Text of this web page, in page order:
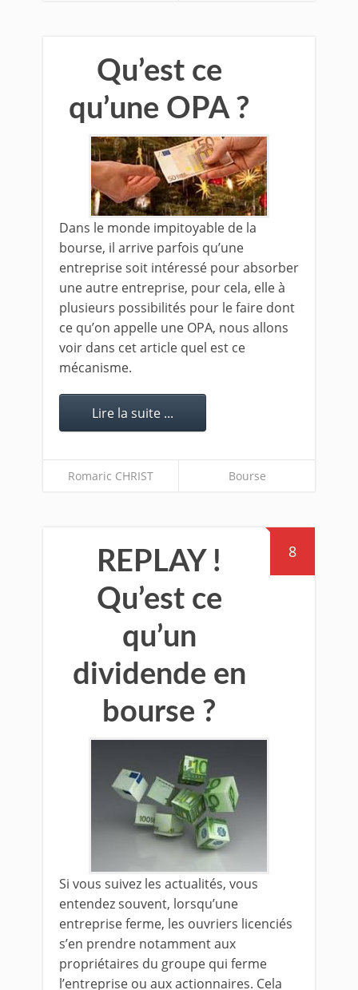
Qu’est ce
qu’une OPA ?
Dans le monde impitoyable de la
bourse, il arrive parfois qu’une
entreprise soit intéressé pour absorber
une autre entreprise, pour cela, elle à
plusieurs possibilités pour le faire dont
ce qu’on appelle une OPA, nous allons
voir dans cet article quel est ce
mécanisme.
Lire la suite ...
Romaric CHRIST Bourse
8
REPLAY !
Qu’est ce
qu’un
dividende en
bourse ?
Si vous suivez les actualités, vous
entendez souvent, lorsqu’une
entreprise ferme, les ouvriers licenciés
s’en prendre notamment aux
propriétaires du groupe qui ferme
l’entreprise ou aux actionnaires. Cela